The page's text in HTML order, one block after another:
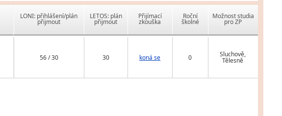
LONI: přihlášení/plán
přijmout
LETOS: plán
přijmout
Přijímací
zkouška
Roční
školné
Možnost studia
pro ZP
56 / 30 30 koná se 0 Sluchově,
Tělesně